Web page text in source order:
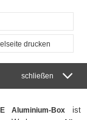
drucken
schließen
Aluminium-Boxist